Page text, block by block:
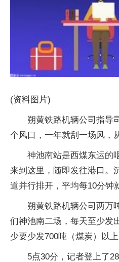
(资料图片)
朔黄铁路机辆公司指导
个风口，一年就刮一场风，
神池南站是西煤东运的
来到这里，随即发往港口。
道并行排开，平均每10分钟
朔黄铁路机辆公司两万
们神池南二场，每天至少发
少要少发700吨（煤炭）以上
5点30分，记者登上了